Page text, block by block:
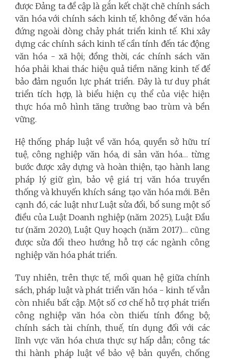
được Đảng ta đề cập là gắn kết chặt chẽ chính sách
văn hóa với chính sách kinh tế, không để văn hóa
đứng ngoài dòng chảy phát triển kinh tế. Khi xây
dựng các chính sách kinh tế cần tính đến tác động
văn hóa - xã hội; đồng thời, các chính sách văn
hóa phải khai thác hiệu quả tiềm năng kinh tế để
bảo đảm nguồn lực phát triển. Đây là tư duy phát
triển tích hợp, là biểu hiện cụ thể của việc hiện
thực hóa mô hình tăng trưởng bao trùm và bền
vững.
Hệ thống pháp luật về văn hóa, quyền sở hữu trí
tuệ, công nghiệp văn hóa, di sản văn hóa… từng
bước được xây dựng và hoàn thiện, tạo hành lang
pháp lý giữ gìn, bảo vệ giá trị văn hóa truyền
thống và khuyến khích sáng tạo văn hóa mới. Bên
cạnh đó, các luật như Luật sửa đổi, bổ sung một số
điều của Luật Doanh nghiệp (năm 2025), Luật Đầu
tư (năm 2020), Luật Quy hoạch (năm 2017)… cũng
được sửa đổi theo hướng hỗ trợ các ngành công
nghiệp văn hóa phát triển.
Tuy nhiên, trên thực tế, mối quan hệ giữa chính
sách, pháp luật và phát triển văn hóa - kinh tế vẫn
còn nhiều bất cập. Một số cơ chế hỗ trợ phát triển
công nghiệp văn hóa còn thiếu tính đồng bộ;
chính sách tài chính, thuế, tín dụng đối với các
lĩnh vực văn hóa chưa thực sự hấp dẫn; công tác
thi hành pháp luật về bảo vệ bản quyền, chống